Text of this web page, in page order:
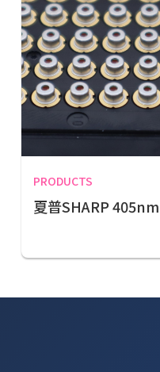
PRODUCTS
夏普SHARP